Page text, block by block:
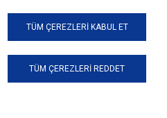
TÜM ÇEREZLERI KABUL ET
TÜM ÇEREZLERI REDDET